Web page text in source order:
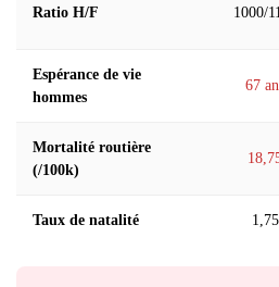
Ratio H/F 1000/
Espérance de vie
hommes
67
Mortalité routière
(/100k)
Taux de natalité 1,75